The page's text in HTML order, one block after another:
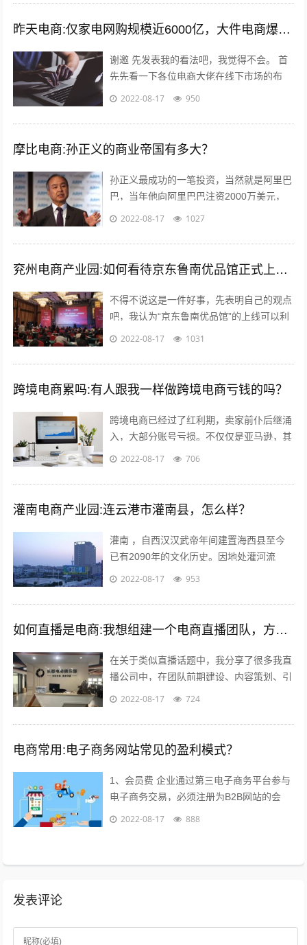
昨天电商:仅家电网购规模近6000亿，大件电商爆发能催生出一批快运巨头吗？
谢邀 先发表我的看法吧，我觉得不会。 首
先先看一下各位电商大佬在线下市场的布
局，比如，淘宝进入农村市场覆盖3万个网
2022-08-17 950
摩比电商:孙正义的商业帝国有多大？
孙正义最成功的一笔投资，当然就是阿里巴
巴，当年他向阿里巴巴注资2000万美元，
最后换来了240亿美金的回报，成为一段佳
2022-08-17 1027
兖州电商产业园:如何看待京东鲁南优品馆正式上线这件事？
不得不说这是一件好事，先表明自己的观点
吧，我认为“京东鲁南优品馆”的上线可以利
用电商的优势与渠道帮助当地的一些特产品
2022-08-17 1031
跨境电商累吗:有人跟我一样做跨境电商亏钱的吗？
跨境电商已经过了红利期，卖家前仆后继涌
入，大部分账号亏损。不仅仅是亚马逊，其
他平台速卖通 ebay wish等也是如此。 前几
2022-08-17 706
灌南电商产业园:连云港市灌南县，怎么样？
灌南 ，自西汉汉武帝年间建置海西县至今
已有2090年的文化历史。因地处灌河流
域，又因位于灌河之南而得名灌南 ,下辖11
2022-08-17 953
如何直播是电商:我想组建一个电商直播团队，方向是卖女装，请问需要怎么组建？
在关于类似直播话题中，我分享了很多我直
播公司中，在团队前期建设、内容策划、引
流推广及执行过程等干货；本不想多参合这
2022-08-17 724
电商常用:电子商务网站常见的盈利模式？
1、会员费 企业通过第三电子商务平台参与
电子商务交易，必须注册为B2B网站的会
员，每年要交纳一定的会员费，才能享受网
2022-08-17 888
发表评论